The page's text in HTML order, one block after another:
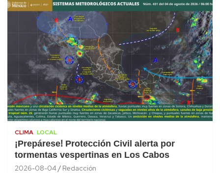
CLIMA LOCAL
¡Prepárese! Protección Civil alerta por
tormentas vespertinas en Los Cabos
2026-08-04 Redacción